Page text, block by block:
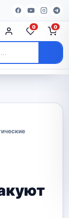
0 0